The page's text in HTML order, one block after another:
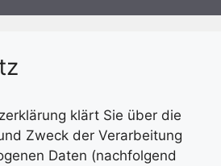
klärt Sie über die
Zweck der Verarbeitung
Daten (nachfolgend